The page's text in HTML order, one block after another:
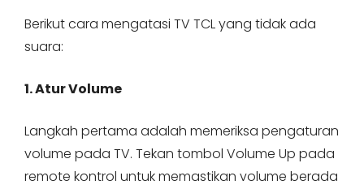
Berikut cara mengatasi TV TCL yang tidak ada
suara:
1. Atur Volume
Langkah pertama adalah memeriksa pengaturan
volume pada TV. Tekan tombol Volume Up pada
remote kontrol untuk memastikan volume berada